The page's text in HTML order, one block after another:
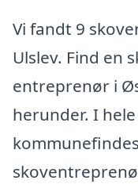
Vi fandt 9
Ulslev. Find en
entreprenør i
herunder. I